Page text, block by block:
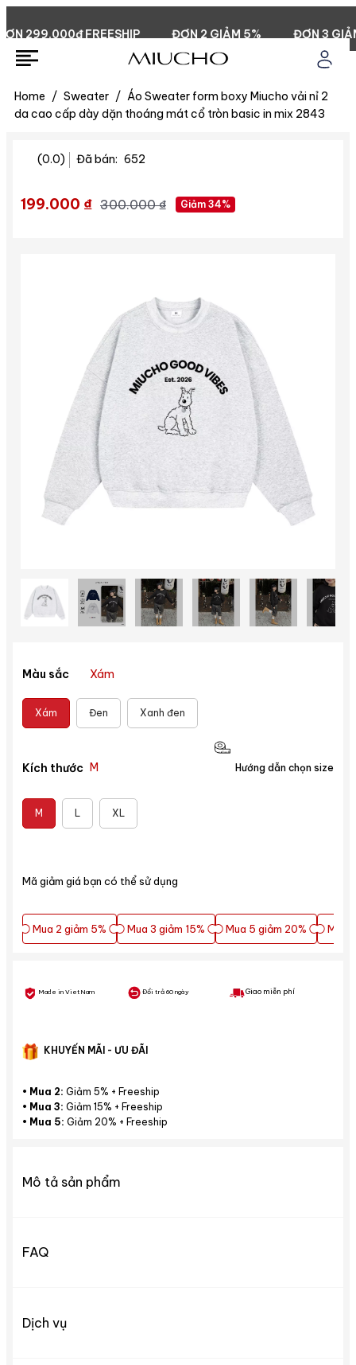
299.000đ FREESHIP ĐƠN 2 GIẢM 5% ĐƠN 3 GIẢM
Home / Sweater / Áo Sweater form boxy Miucho vải nỉ 2
da cao cấp dày dặn thoáng mát cổ tròn basic in mix 2843
Mã giảm giá bạn có thể sử dụng
Mua 2 giảm 5%
Mua 2 giảm 5% Mua 3 giảm 15%
Mua 3 giảm 15% Mua 5 giảm 20%
Mua 5 giảm 20% Mua
Mua
Màu sắc Xám
Xám Đen Xanh đen
Kích thước M
M L XL
Hướng dẫn chọn size
199.000 ₫ 300.000 ₫
Đã bán: 652
Giảm 34%
(0.0)
Made in VietNam Đổi trả 60 ngày Giao miễn phí
KHUYẾN MÃI - ƯU ĐÃI
• Mua 2: Giảm 5% + Freeship
• Mua 3: Giảm 15% + Freeship
• Mua 5: Giảm 20% + Freeship
Mô tả sản phẩm
FAQ
Dịch vụ